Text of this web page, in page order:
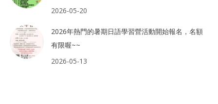
2026-05-20
2026年熱門的暑期日語學習營活動開始報名，名額
有限喔~~
2026-05-13